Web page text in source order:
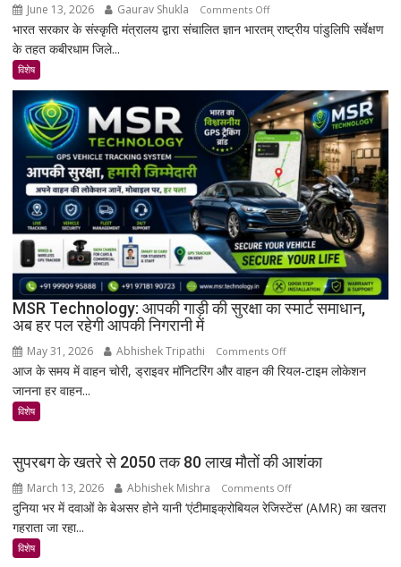
June 13, 2026 Gaurav Shukla Comments Offon
कबीरधाम
का
अनमोल
खजाना,
375
वर्ष
पुरानी
तालपत्र
पांडुलिपि
सहित
38
दुर्लभ
भारत सरकार के संस्कृति मंत्रालय द्वारा संचालित ज्ञान भारतम् राष्ट्रीय पांडुलिपि सर्वेक्षण
के तहत कबीरधाम जिले...
विशेष
MSR Technology: आपकी गाड़ी की सुरक्षा का स्मार्ट समाधान,
अब हर पल रहेगी आपकी निगरानी में
May 31, 2026 Abhishek Tripathi Comments Offon
MSR
सुरक्षा
का
स्मार्ट
आज के समय में वाहन चोरी, ड्राइवर मॉनिटरिंग और वाहन की रियल-टाइम लोकेशन
जानना हर वाहन...
विशेष
सुपरबग के खतरे से 2050 तक 80 लाख मौतों की आशंका
March 13, 2026 Abhishek Mishra Comments Offon
सुपरबग
दुनिया भर में दवाओं के बेअसर होने यानी ‘एंटीमाइक्रोबियल रेजिस्टेंस’ (AMR) का खतरा
गहराता जा रहा...
विशेष